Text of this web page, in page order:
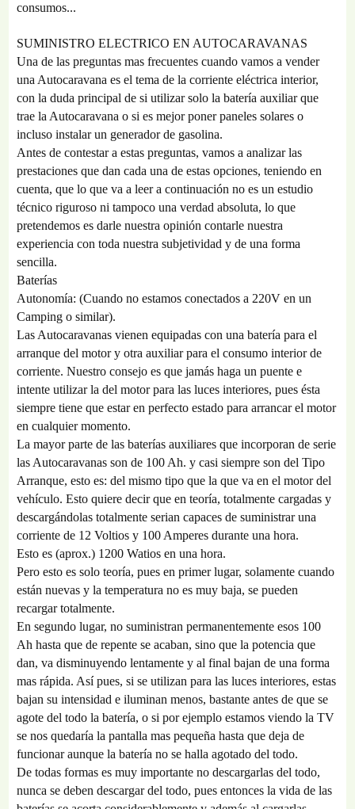
consumos...
SUMINISTRO ELECTRICO EN AUTOCARAVANAS
Una de las preguntas mas frecuentes cuando vamos a vender
una Autocaravana es el tema de la corriente eléctrica interior,
con la duda principal de si utilizar solo la batería auxiliar que
trae la Autocaravana o si es mejor poner paneles solares o
incluso instalar un generador de gasolina.
Antes de contestar a estas preguntas, vamos a analizar las
prestaciones que dan cada una de estas opciones, teniendo en
cuenta, que lo que va a leer a continuación no es un estudio
técnico riguroso ni tampoco una verdad absoluta, lo que
pretendemos es darle nuestra opinión contarle nuestra
experiencia con toda nuestra subjetividad y de una forma
sencilla.
Baterías
Autonomía: (Cuando no estamos conectados a 220V en un
Camping o similar).
Las Autocaravanas vienen equipadas con una batería para el
arranque del motor y otra auxiliar para el consumo interior de
corriente. Nuestro consejo es que jamás haga un puente e
intente utilizar la del motor para las luces interiores, pues ésta
siempre tiene que estar en perfecto estado para arrancar el motor
en cualquier momento.
La mayor parte de las baterías auxiliares que incorporan de serie
las Autocaravanas son de 100 Ah. y casi siempre son del Tipo
Arranque, esto es: del mismo tipo que la que va en el motor del
vehículo. Esto quiere decir que en teoría, totalmente cargadas y
descargándolas totalmente serian capaces de suministrar una
corriente de 12 Voltios y 100 Amperes durante una hora.
Esto es (aprox.) 1200 Watios en una hora.
Pero esto es solo teoría, pues en primer lugar, solamente cuando
están nuevas y la temperatura no es muy baja, se pueden
recargar totalmente.
En segundo lugar, no suministran permanentemente esos 100
Ah hasta que de repente se acaban, sino que la potencia que
dan, va disminuyendo lentamente y al final bajan de una forma
mas rápida. Así pues, si se utilizan para las luces interiores, estas
bajan su intensidad e iluminan menos, bastante antes de que se
agote del todo la batería, o si por ejemplo estamos viendo la TV
se nos quedaría la pantalla mas pequeña hasta que deja de
funcionar aunque la batería no se halla agotado del todo.
De todas formas es muy importante no descargarlas del todo,
nunca se deben descargar del todo, pues entonces la vida de las